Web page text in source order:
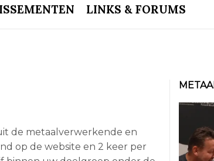
LINKS & FORUMS
de metaalverwerkende en
op de website en 2 keer per